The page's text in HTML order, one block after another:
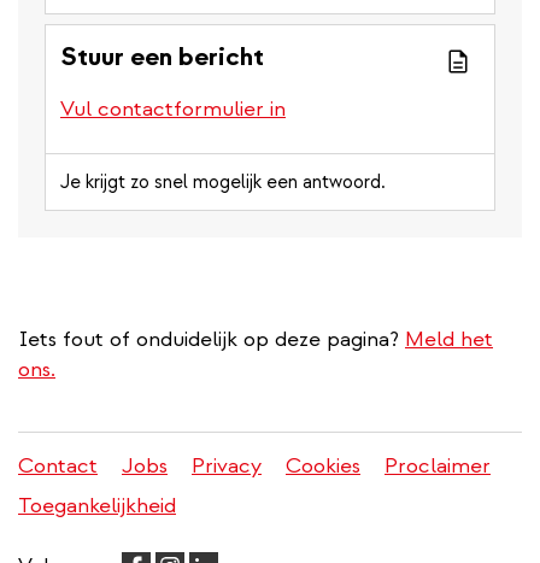
Stuur een bericht
Vul contactformulier in
Je krijgt zo snel mogelijk een antwoord.
Iets fout of onduidelijk op deze pagina? Meld het
ons.
Juridisch
menu
Contact Jobs Privacy Cookies
Proclaimer
Toegankelijkheid